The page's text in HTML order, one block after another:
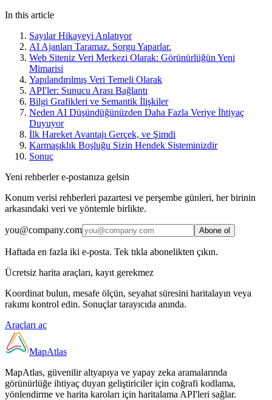
In this article
Sayılar Hikayeyi Anlatıyor
AI Ajanları Taramaz. Sorgu Yaparlar.
Web Siteniz Veri Merkezi Olarak: Görünürlüğün Yeni
Mimarisi
Yapılandırılmış Veri Temeli Olarak
API'ler: Sunucu Arası Bağlantı
Bilgi Grafikleri ve Semantik İlişkiler
Neden AI Düşündüğünüzden Daha Fazla Veriye İhtiyaç
Duyuyor
İlk Hareket Avantajı Gerçek, ve Şimdi
Karmaşıklık Boşluğu Sizin Hendek Sisteminizdir
Sonuç
Yeni rehberler e-postanıza gelsin
Konum verisi rehberleri pazartesi ve perşembe günleri, her birinin
arkasındaki veri ve yöntemle birlikte.
you@company.com Abone ol
Haftada en fazla iki e-posta. Tek tıkla abonelikten çıkın.
Ücretsiz harita araçları, kayıt gerekmez
Koordinat bulun, mesafe ölçün, seyahat süresini haritalayın veya
rakımı kontrol edin. Sonuçlar tarayıcıda anında.
Araçları aç
MapAtlas
MapAtlas, güvenilir altyapıya ve yapay zeka aramalarında
görünürlüğe ihtiyaç duyan geliştiriciler için coğrafi kodlama,
yönlendirme ve harita karoları için haritalama API'leri sağlar.